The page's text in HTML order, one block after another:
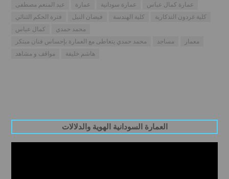
عبد المنعم مصطفى
عمارة عمارة سودانية
عمارة كمال عباس
فترة الحكم الثنائي
فيضان النيل كلية الهندسة
كلية غردون التذكارية
كمال عباس
محمد حمدي
محمد حمدي يتعاطى مع العمارة بإحساس فنان مبتكر
مساجد
معمار
مواقف و مشاهد
هاشم خليفة
العمارة السودانية الهوية والدلالات